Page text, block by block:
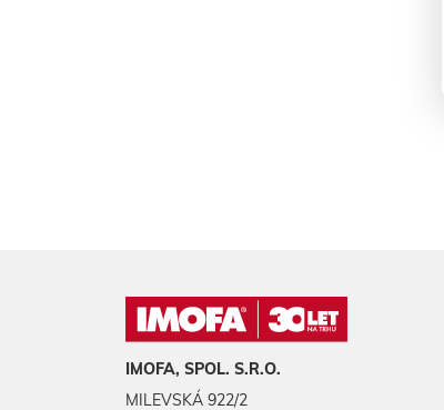
IMOFA, SPOL. S.R.O.
MILEVSKÁ 922/2